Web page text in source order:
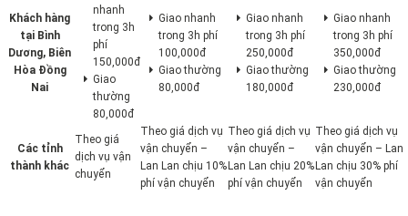
Khách hàng
tại Bình
Dương, Biên
Hòa Đồng
Nai
nhanh
trong 3h
phí
150,000đ
Giao
thường
80,000đ
Giao nhanh
trong 3h phí
100,000đ
Giao thường
80,000đ
Giao nhanh
trong 3h phí
250,000đ
Giao thường
180,000đ
Giao nhanh
trong 3h phí
350,000đ
Giao thường
230,000đ
Các tỉnh
thành khác
Theo giá
dịch vụ vận
chuyển
Theo giá dịch vụ
vận chuyển –
Lan Lan chịu 10%
phí vận chuyển
Theo giá dịch vụ
vận chuyển –
Lan Lan chịu 20%
phí vận chuyển
Theo giá dịch vụ
vận chuyển – Lan
Lan chịu 30% phí
vận chuyển